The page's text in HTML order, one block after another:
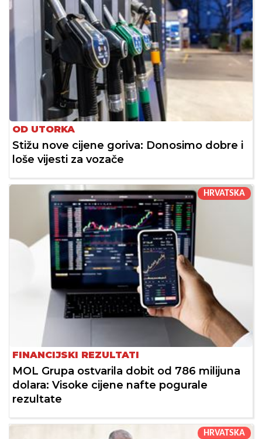
OD UTORKA
Stižu nove cijene goriva: Donosimo dobre i
loše vijesti za vozače
HRVATSKA
FINANCIJSKI REZULTATI
MOL Grupa ostvarila dobit od 786 milijuna
dolara: Visoke cijene nafte pogurale
rezultate
HRVATSKA